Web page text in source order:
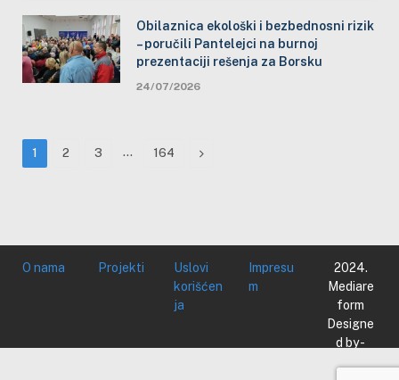
Obilaznica ekološki i bezbednosni rizik
– poručili Pantelejci na burnoj
prezentaciji rešenja za Borsku
24/07/2026
1 2 3 … 164 Next
O nama Projekti
Uslovi
korišćen
ja
Impresu
m
2024.
Mediare
form
Designe
d by -